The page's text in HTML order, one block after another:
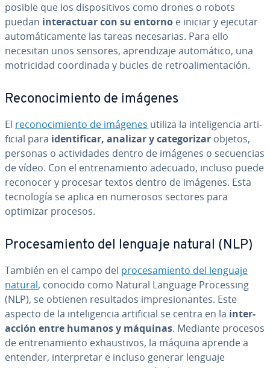
posible que los di­s­po­si­ti­vos como drones o robots
puedan in­ter­ac­tuar con su entorno e iniciar y ejecutar
au­to­má­ti­ca­me­n­te las tareas ne­ce­sa­rias. Para ello
necesitan unos sensores, apre­n­di­za­je au­to­má­ti­co, una
mo­tri­ci­dad coor­di­na­da y bucles de re­tro­ali­me­n­ta­ción.
Re­co­no­ci­mie­n­to de imágenes
El re­co­no­ci­mie­n­to de imágenes utiliza la in­te­li­ge­n­cia ar­ti­
fi­cial para ide­n­ti­fi­car, analizar y ca­te­go­ri­zar objetos,
personas o ac­ti­vi­da­des dentro de imágenes o se­cue­n­cias
de vídeo. Con el en­tre­na­mie­n­to adecuado, incluso puede
reconocer y procesar textos dentro de imágenes. Esta
te­c­no­lo­gía se aplica en numerosos sectores para
optimizar procesos.
Pro­ce­sa­mie­n­to del lenguaje natural (NLP)
También en el campo del pro­ce­sa­mie­n­to del lenguaje
natural, conocido como Natural Language Pro­ce­s­si­ng
(NLP), se obtienen re­su­l­ta­dos im­pre­sio­na­n­tes. Este
aspecto de la in­te­li­ge­n­cia ar­ti­fi­cial se centra en la in­ter­
ac­ción entre humanos y máquinas. Mediante procesos
de en­tre­na­mie­n­to exhau­s­ti­vos, la máquina aprende a
entender, in­te­r­pre­tar e incluso generar lenguaje